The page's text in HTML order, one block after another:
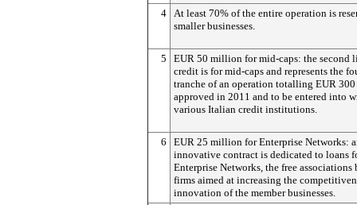
4
At least 70% of the entire operation is
smaller businesses.
5
EUR 50 million for mid-caps: the second
credit is for mid-caps and represents the
tranche of an operation totalling EUR
approved in 2011 and to be entered into
various Italian credit institutions.
6
EUR 25 million for Enterprise Networks:
innovative contract is dedicated to loans
Enterprise Networks, the free associations
firms aimed at increasing the
innovation of the member businesses.